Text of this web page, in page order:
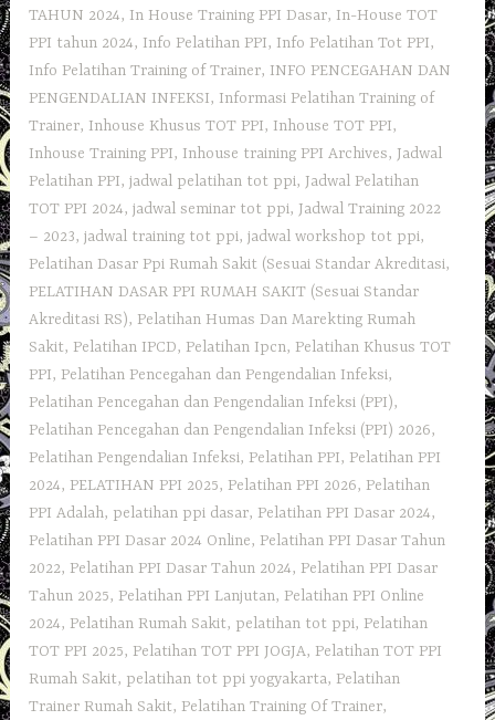
TAHUN 2024, In House Training PPI Dasar, In-House TOT
PPI tahun 2024, Info Pelatihan PPI, Info Pelatihan Tot PPI,
Info Pelatihan Training of Trainer, INFO PENCEGAHAN DAN
PENGENDALIAN INFEKSI, Informasi Pelatihan Training of
Trainer, Inhouse Khusus TOT PPI, Inhouse TOT PPI,
Inhouse Training PPI, Inhouse training PPI Archives, Jadwal
Pelatihan PPI,jadwal pelatihan tot ppi, Jadwal Pelatihan
TOT PPI 2024,jadwal seminar tot ppi, Jadwal Training 2022
– 2023,jadwal training tot ppi,jadwal workshop tot ppi,
Pelatihan Dasar Ppi Rumah Sakit (Sesuai Standar Akreditasi,
PELATIHAN DASAR PPI RUMAH SAKIT (Sesuai Standar
Akreditasi RS), Pelatihan Humas Dan Marekting Rumah
Sakit, Pelatihan IPCD, Pelatihan Ipcn, Pelatihan Khusus TOT
PPI, Pelatihan Pencegahan dan Pengendalian Infeksi,
Pelatihan Pencegahan dan Pengendalian Infeksi (PPI),
Pelatihan Pencegahan dan Pengendalian Infeksi (PPI) 2026,
Pelatihan Pengendalian Infeksi, Pelatihan PPI, Pelatihan PPI
2024, PELATIHAN PPI 2025, Pelatihan PPI 2026, Pelatihan
PPI Adalah, pelatihan ppi dasar, Pelatihan PPI Dasar 2024,
Pelatihan PPI Dasar 2024 Online, Pelatihan PPI Dasar Tahun
2022, Pelatihan PPI Dasar Tahun 2024, Pelatihan PPI Dasar
Tahun 2025, Pelatihan PPI Lanjutan, Pelatihan PPI Online
2024, Pelatihan Rumah Sakit, pelatihan tot ppi, Pelatihan
TOT PPI 2025, Pelatihan TOT PPI JOGJA, Pelatihan TOT PPI
Rumah Sakit, pelatihan tot ppi yogyakarta, Pelatihan
Trainer Rumah Sakit, Pelatihan Training Of Trainer,